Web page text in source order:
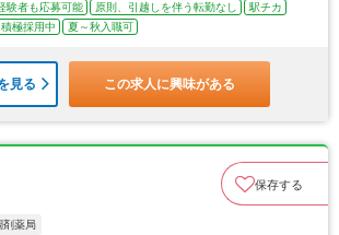
験者も応募可能 原則、引越しを伴う転勤なし
駅チカ
積極採用中 夏～秋入職可
見る この求人に興味がある
保存する
剤薬局